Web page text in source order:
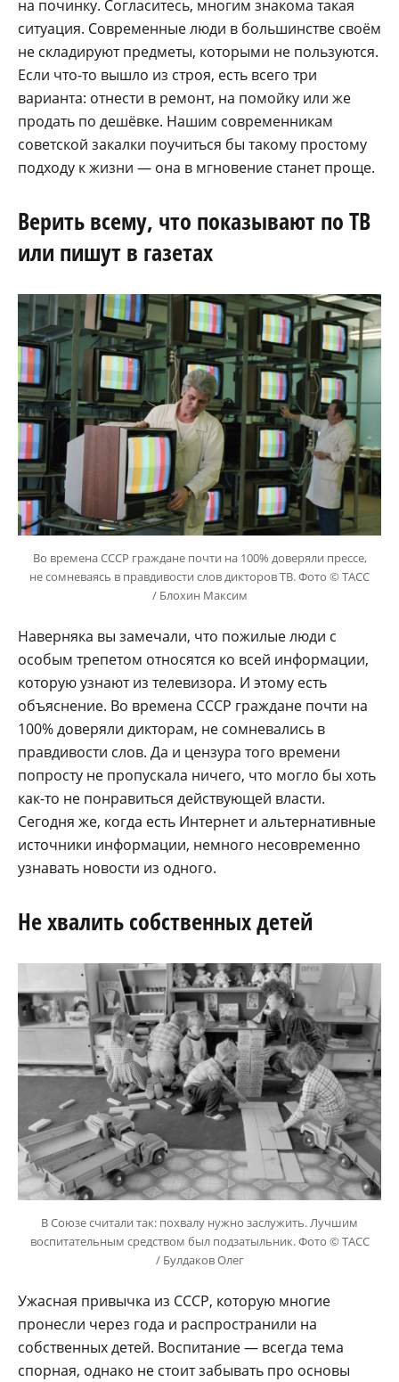
на починку. Согласитесь, многим знакома такая
ситуация. Современные люди в большинстве своём
не складируют предметы, которыми не пользуются.
Если что-то вышло из строя, есть всего три
варианта: отнести в ремонт, на помойку или же
продать по дешёвке. Нашим современникам
советской закалки поучиться бы такому простому
подходу к жизни — она в мгновение станет проще.
Верить всему, что показывают по ТВ
или пишут в газетах
Во времена СССР граждане почти на 100% доверяли прессе,
не сомневаясь в правдивости слов дикторов ТВ. Фото © ТАСС
/ Блохин Максим
Наверняка вы замечали, что пожилые люди с
особым трепетом относятся ко всей информации,
которую узнают из телевизора. И этому есть
объяснение. Во времена СССР граждане почти на
100% доверяли дикторам, не сомневались в
правдивости слов. Да и цензура того времени
попросту не пропускала ничего, что могло бы хоть
как-то не понравиться действующей власти.
Сегодня же, когда есть Интернет и альтернативные
источники информации, немного несовременно
узнавать новости из одного.
Не хвалить собственных детей
В Союзе считали так: похвалу нужно заслужить. Лучшим
воспитательным средством был подзатыльник. Фото © ТАСС
/ Булдаков Олег
Ужасная привычка из СССР, которую многие
пронесли через года и распространили на
собственных детей. Воспитание — всегда тема
спорная, однако не стоит забывать про основы